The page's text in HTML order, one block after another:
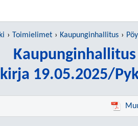
Toimielimet Kaupunginhallitus
Kaupunginhallitus
19.05.2025/